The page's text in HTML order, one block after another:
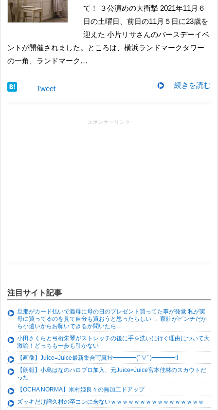
て！ ３公演めの大衝撃 2021年11月６
日の土曜日、前日の11月５日に23歳を
迎えた 小片リサさんのバースデーイベ
ントが開催されました。ところは、横浜ランドマークタワー
の一角、ランドマーク…
続きを読む
Tweet
スポンサーリンク
注目サイト記事
旦那がカード払いで義母に母の日のプレゼント買ってた事が発覚 私が実
母に買ってるのを見て自分も買おうと思ったらしい → 家計がピンチだか
ら小遣いからお願いできるか聞いたら…
小田さくらと弓桁朱琴がストレッチの後に手を洗いに行く理由について大
激論！どっちも一歩も引かない
【画像】Juice=Juice最新集合写真ｷﾀ━━━━(ﾟ∀ﾟ)━━━━!!
【朗報】小島はなのハロプロ加入、元Juice=Juice宮本佳林のスカウトだ
った
【OCHA NORMA】米村姫良々の無加工ドアップ
ズッキだけ譜久村の卒コンに来ないｗｗｗｗｗｗｗｗｗｗｗｗｗｗｗｗ